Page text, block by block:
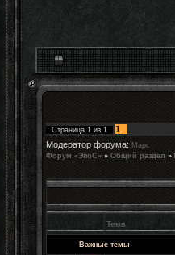
Страница 1 из 1
1
Модератор форума: Марс
Форум «ЭпоС» » Общий раздел »
Тема
Важные темы